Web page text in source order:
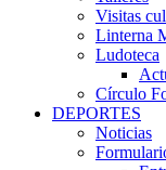
Visitas
Linterna
Ludoteca
Círculo
DEPORTES
Noticias